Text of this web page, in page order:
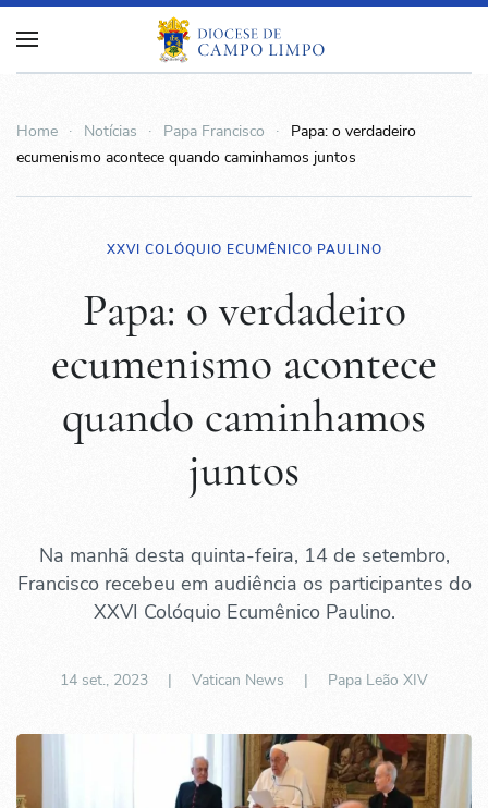
Home Notícias Papa Francisco
Papa: o verdadeiro
ecumenismo acontece quando caminhamos juntos
XXVI COLÓQUIO ECUMÊNICO PAULINO
Papa: o verdadeiro
ecumenismo acontece
quando caminhamos
juntos
Na manhã desta quinta-feira, 14 de setembro,
Francisco recebeu em audiência os participantes do
XXVI Colóquio Ecumênico Paulino.
14 set., 2023 | Vatican News | Papa Leão XIV